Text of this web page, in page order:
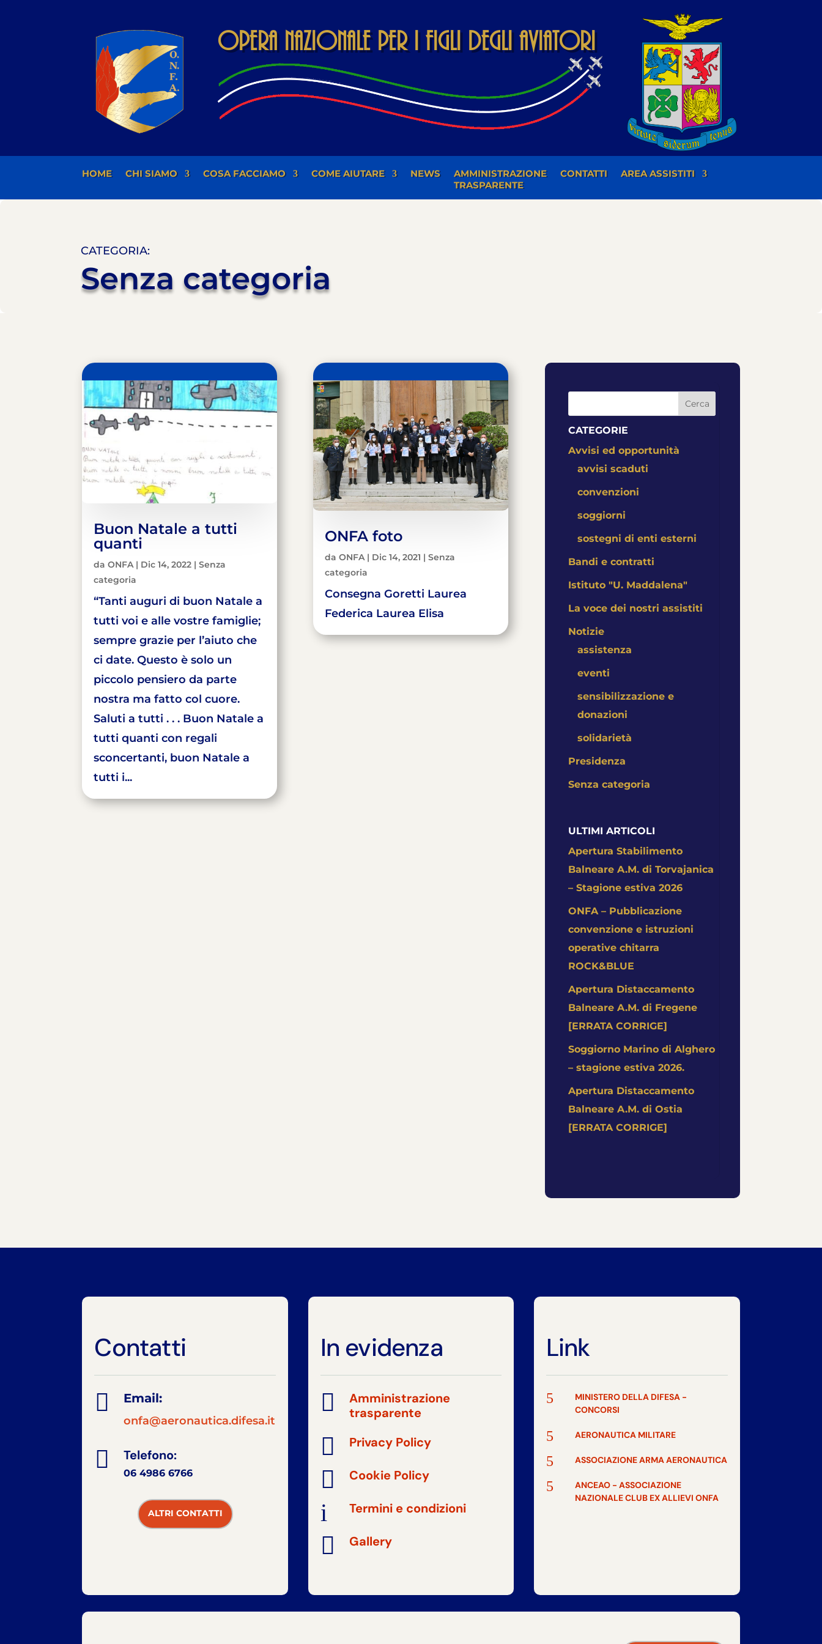
Opera Nazionale per i Figli degli Aviatori
HOME CHI SIAMO COSA FACCIAMO COME AIUTARE NEWS
AMMINISTRAZIONE
TRASPARENTE
CONTATTI AREA ASSISTITI
CATEGORIA:
Senza categoria
Buon Natale a tutti
quanti
daONFA| Dic 14, 2022 |Senza
categoria
“Tanti auguri di buon Natale a
tutti voi e alle vostre famiglie;
sempre grazie per l’aiuto che
ci date. Questo è solo un
piccolo pensiero da parte
nostra ma fatto col cuore.
Saluti a tutti . . . Buon Natale a
tutti quanti con regali
sconcertanti, buon Natale a
tutti i...
ONFA foto
daONFA| Dic 14, 2021 |Senza
categoria
Consegna Goretti Laurea
Federica Laurea Elisa
Cerca
CATEGORIE
Avvisi ed opportunità
avvisi scaduti
convenzioni
soggiorni
sostegni di enti esterni
Bandi e contratti
Istituto "U. Maddalena"
La voce dei nostri assistiti
Notizie
assistenza
eventi
sensibilizzazione e
donazioni
solidarietà
Presidenza
Senza categoria
ULTIMI ARTICOLI
Apertura Stabilimento
Balneare A.M. di Torvajanica
– Stagione estiva 2026
ONFA – Pubblicazione
convenzione e istruzioni
operative chitarra
ROCK&BLUE
Apertura Distaccamento
Balneare A.M. di Fregene
[ERRATA CORRIGE]
Soggiorno Marino di Alghero
– stagione estiva 2026.
Apertura Distaccamento
Balneare A.M. di Ostia
[ERRATA CORRIGE]
Contatti
 Email:
onfa@aeronautica.difesa.it
 Telefono:
06 4986 6766
ALTRI CONTATTI
In evidenza

Amministrazione
trasparente
 Privacy Policy
 Cookie Policy
i Termini e condizioni
 Gallery
Link
5
MINISTERO DELLA DIFESA -
CONCORSI
5 AERONAUTICA MILITARE
5 ASSOCIAZIONE ARMA AERONAUTICA
5
ANCEAO - ASSOCIAZIONE
NAZIONALE CLUB EX ALLIEVI ONFA